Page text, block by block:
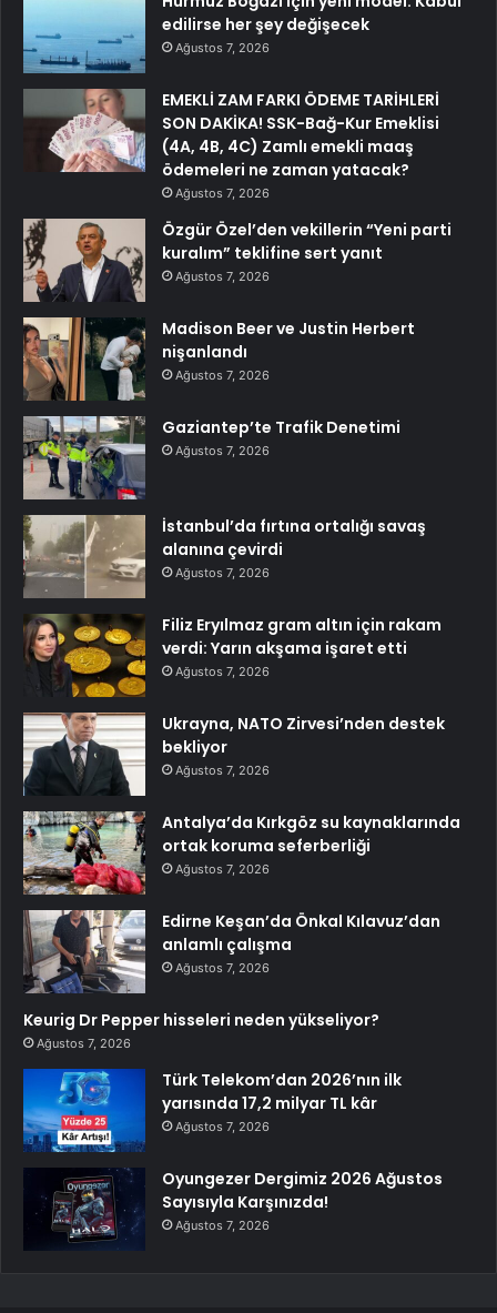
edilirse her şey değişecek
Ağustos 7, 2026
EMEKLİ ZAM FARKI ÖDEME TARİHLERİ
SON DAKİKA! SSK-Bağ-Kur Emeklisi
(4A, 4B, 4C) Zamlı emekli maaş
ödemeleri ne zaman yatacak?
Ağustos 7, 2026
Özgür Özel’den vekillerin “Yeni parti
kuralım” teklifine sert yanıt
Ağustos 7, 2026
Madison Beer ve Justin Herbert
nişanlandı
Ağustos 7, 2026
Gaziantep’te Trafik Denetimi
Ağustos 7, 2026
İstanbul’da fırtına ortalığı savaş
alanına çevirdi
Ağustos 7, 2026
Filiz Eryılmaz gram altın için rakam
verdi: Yarın akşama işaret etti
Ağustos 7, 2026
Ukrayna, NATO Zirvesi’nden destek
bekliyor
Ağustos 7, 2026
Antalya’da Kırkgöz su kaynaklarında
ortak koruma seferberliği
Ağustos 7, 2026
Edirne Keşan’da Önkal Kılavuz’dan
anlamlı çalışma
Ağustos 7, 2026
Keurig Dr Pepper hisseleri neden yükseliyor?
Ağustos 7, 2026
Türk Telekom’dan 2026’nın ilk
yarısında 17,2 milyar TL kâr
Ağustos 7, 2026
Oyungezer Dergimiz 2026 Ağustos
Sayısıyla Karşınızda!
Ağustos 7, 2026